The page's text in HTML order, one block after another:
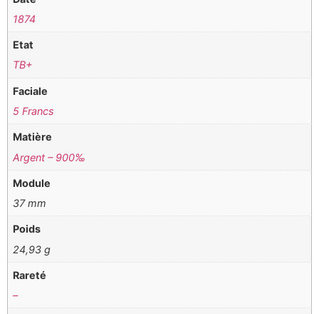
1874
Etat
TB+
Faciale
5 Francs
Matière
Argent – 900‰
Module
37 mm
Poids
24,93 g
Rareté
–